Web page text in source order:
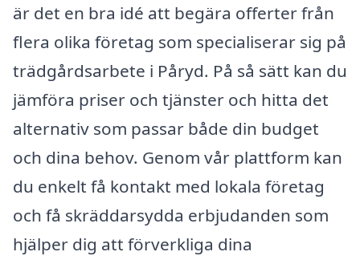
är det en bra idé att begära offerter från
flera olika företag som specialiserar sig på
trädgårdsarbete i Påryd. På så sätt kan du
jämföra priser och tjänster och hitta det
alternativ som passar både din budget
och dina behov. Genom vår plattform kan
du enkelt få kontakt med lokala företag
och få skräddarsydda erbjudanden som
hjälper dig att förverkliga dina